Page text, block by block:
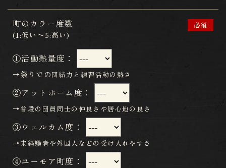
町のカラー度数
(1:低い〜5:高い)
必須
①活動熱量度：
→祭りでの団結力と練習活動の熱さ
​​​​​​​②アットホーム度：
→普段の団員同士の仲良さや居心地の良さ ​​​​​​​
​​​​​​​③ウェルカム度：
​​​​​​​→未経験者や外国人などの受け入れやすさ​​​​​​​
​​​​​​​④ユーモア町度：